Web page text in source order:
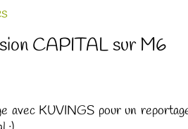
CAPITAL sur M6
avec KUVINGS pour un